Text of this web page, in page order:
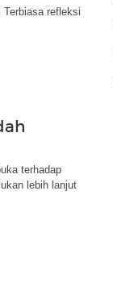
refleksi
terhadap
lebih lanjut